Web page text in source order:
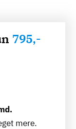
795,-
mere.